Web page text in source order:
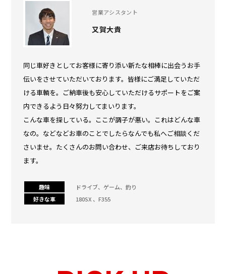
営業アシスタント
又賀大貴
同じ車好きとしてお客様に寄り添い新たな相棒に出会うお手
伝いをさせていただいております。皆様にご満足していただ
ける車輌を。ご納車後も安心していただけるサポートをご案
内できるよう日々努力してまいります。
こんな車を探している。ここが調子が悪い。これはどんな車
なの。などなどお車のことでしたらなんでも私へご相談くだ
さいませ。たくさんのお問い合わせ、ご来店お待ちしており
ます。
趣味
ドライブ、ゲーム、釣り
好きな車
180SX 、F355